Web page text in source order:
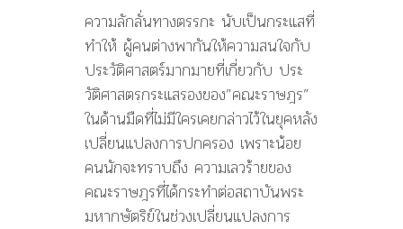
ความลักลั่นทางตรรกะ นับเป็นกระแสที่
ทำให้ ผู้คนต่างพากันให้ความสนใจกับ
ประวัติศาสตร์มากมายที่เกี่ยวกับ ประ
วัติศาสตรฺกระแสรองของ”คณะราษฎร”
ในด้านมืดที่ไม่มีใครเคยกล่าวไว้ในยุคหลัง
เปลี่ยนแปลงการปกครอง เพราะน้อย
คนนักจะทราบถึง ความเลวร้ายของ
คณะราษฎรที่ได้กระทำต่อสถาบันพระ
มหากษัตริย์ในช่วงเปลี่ยนแปลงการ